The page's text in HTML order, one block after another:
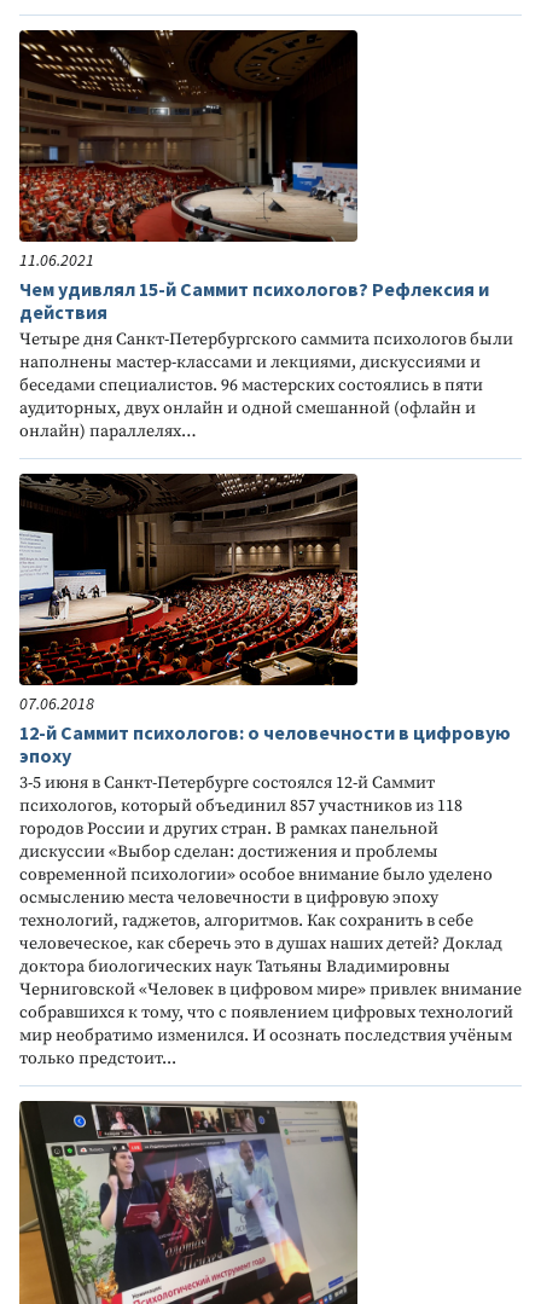
11.06.2021
Чем удивлял 15-й Саммит психологов? Рефлексия и
действия
Четыре дня Санкт-Петербургского саммита психологов были
наполнены мастер-классами и лекциями, дискуссиями и
беседами специалистов. 96 мастерских состоялись в пяти
аудиторных, двух онлайн и одной смешанной (офлайн и
онлайн) параллелях…
07.06.2018
12-й Саммит психологов: о человечности в цифровую
эпоху
3-5 июня в Санкт-Петербурге состоялся 12-й Саммит
психологов, который объединил 857 участников из 118
городов России и других стран. В рамках панельной
дискуссии «Выбор сделан: достижения и проблемы
современной психологии» особое внимание было уделено
осмыслению места человечности в цифровую эпоху
технологий, гаджетов, алгоритмов. Как сохранить в себе
человеческое, как сберечь это в душах наших детей? Доклад
доктора биологических наук Татьяны Владимировны
Черниговской «Человек в цифровом мире» привлек внимание
собравшихся к тому, что с появлением цифровых технологий
мир необратимо изменился. И осознать последствия учёным
только предстоит...